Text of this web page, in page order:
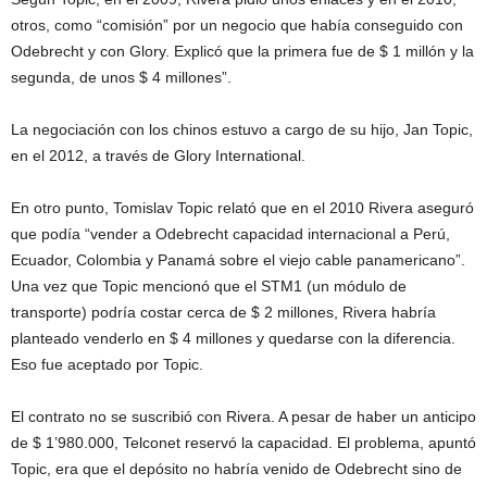
otros, como “comisión” por un negocio que había conseguido con
Odebrecht y con Glory. Explicó que la primera fue de $ 1 millón y la
segunda, de unos $ 4 millones”.
La negociación con los chinos estuvo a cargo de su hijo, Jan Topic,
en el 2012, a través de Glory International.
En otro punto, Tomislav Topic relató que en el 2010 Rivera aseguró
que podía “vender a Odebrecht capacidad internacional a Perú,
Ecuador, Colombia y Panamá sobre el viejo cable panamericano”.
Una vez que Topic mencionó que el STM1 (un módulo de
transporte) podría costar cerca de $ 2 millones, Rivera habría
planteado venderlo en $ 4 millones y quedarse con la diferencia.
Eso fue aceptado por Topic.
El contrato no se suscribió con Rivera. A pesar de haber un anticipo
de $ 1’980.000, Telconet reservó la capacidad. El problema, apuntó
Topic, era que el depósito no habría venido de Odebrecht sino de